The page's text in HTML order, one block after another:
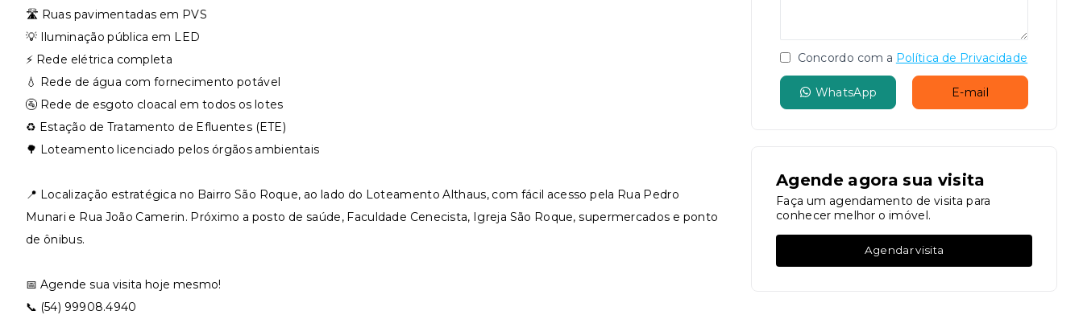
🛣️ Ruas pavimentadas em PVS
💡 Iluminação pública em LED
⚡ Rede elétrica completa
💧 Rede de água com fornecimento potável
🚰 Rede de esgoto cloacal em todos os lotes
♻️ Estação de Tratamento de Efluentes (ETE)
🌳 Loteamento licenciado pelos órgãos ambientais
📍 Localização estratégica no Bairro São Roque, ao lado do Loteamento Althaus, com fácil acesso pela Rua Pedro
Munari e Rua João Camerin. Próximo a posto de saúde, Faculdade Cenecista, Igreja São Roque, supermercados e ponto
de ônibus.
📅 Agende sua visita hoje mesmo!
📞 (54) 99908.4940
Concordo com a Política de Privacidade
WhatsApp E-mail
Agende agora sua visita
Faça um agendamento de visita para
conhecer melhor o imóvel.
Agendar visita